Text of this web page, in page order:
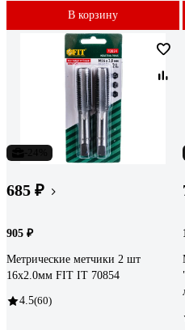
В корзину
685 ₽
905 ₽
Метрические метчики 2 шт
16х2.0мм FIT IT 70854
4.5(60)